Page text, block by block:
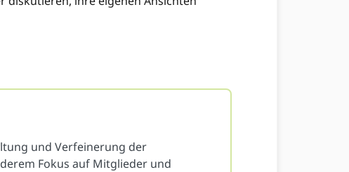
und Verfeinerung der
Fokus auf Mitglieder und